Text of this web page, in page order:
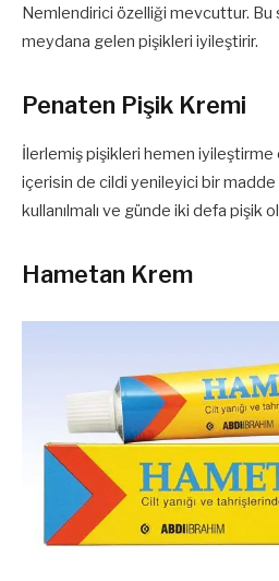
Nemlendirici özelliği mevcuttur.
meydana gelen pişikleri iyileştirir.
Penaten Pişik Kremi
İlerlemiş pişikleri hemen iyileştirme
içerisin de cildi yenileyici bir madde
kullanılmalı ve günde iki defa pişik
Hametan Krem